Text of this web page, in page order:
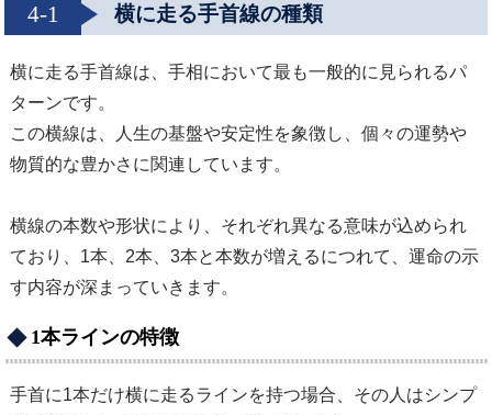
4-1 横に走る手首線の種類
横に走る手首線は、手相において最も一般的に見られるパ
ターンです。
この横線は、人生の基盤や安定性を象徴し、個々の運勢や
物質的な豊かさに関連しています。
横線の本数や形状により、それぞれ異なる意味が込められ
ており、1本、2本、3本と本数が増えるにつれて、運命の示
す内容が深まっていきます。
1本ラインの特徴
手首に1本だけ横に走るラインを持つ場合、その人はシンプ